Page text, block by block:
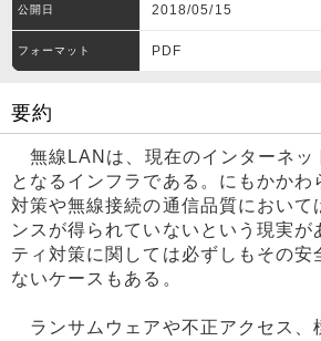
公開日 2018/05/15
フォーマット PDF
要約
無線LANは、現在のインターネッ
となるインフラである。にもかかわ
対策や無線接続の通信品質において
ンスが得られていないという現実が
ティ対策に関しては必ずしもその安
ないケースもある。
ランサムウェアや不正アクセス、